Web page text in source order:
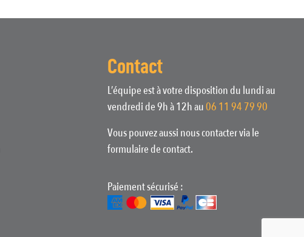
Contact
L’équipe est à votre disposition du lundi au
vendredi de 9h à 12h au06 11 94 79 90
Vous pouvez aussi nous contacter via le
formulaire de contact.
Paiement sécurisé :